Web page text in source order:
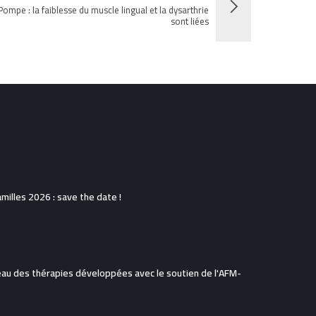
: la faiblesse du muscle lingual et la dysarthrie
sont liées
2026 : save the date !
des thérapies développées avec le soutien de l'AFM-